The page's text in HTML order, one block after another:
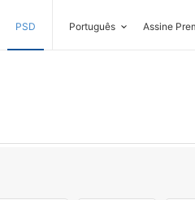
PSD Português Assine